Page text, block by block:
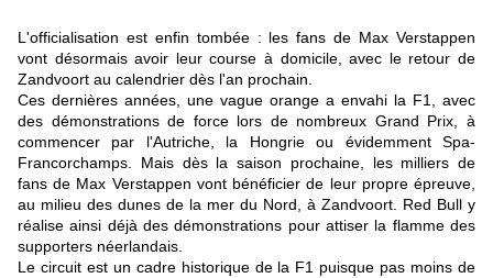
L'officialisation est enfin tombée : les fans de Max Verstappen
vont désormais avoir leur course à domicile, avec le retour de
Zandvoort au calendrier dès l'an prochain.
Ces dernières années, une vague orange a envahi la F1, avec
des démonstrations de force lors de nombreux Grand Prix, à
commencer par l'Autriche, la Hongrie ou évidemment Spa-
Francorchamps. Mais dès la saison prochaine, les milliers de
fans de Max Verstappen vont bénéficier de leur propre épreuve,
au milieu des dunes de la mer du Nord, à Zandvoort. Red Bull y
réalise ainsi déjà des démonstrations pour attiser la flamme des
supporters néerlandais.
Le circuit est un cadre historique de la F1 puisque pas moins de